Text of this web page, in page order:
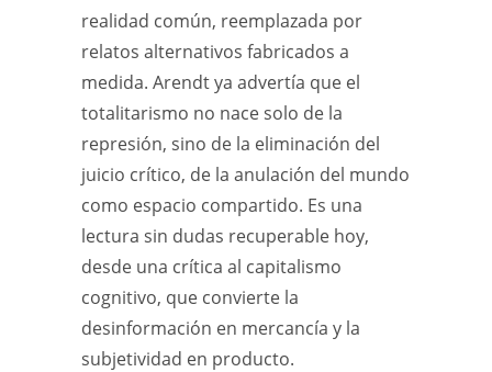
realidad común, reemplazada por
relatos alternativos fabricados a
medida. Arendt ya advertía que el
totalitarismo no nace solo de la
represión, sino de la eliminación del
juicio crítico, de la anulación del mundo
como espacio compartido. Es una
lectura sin dudas recuperable hoy,
desde una crítica al capitalismo
cognitivo, que convierte la
desinformación en mercancía y la
subjetividad en producto.